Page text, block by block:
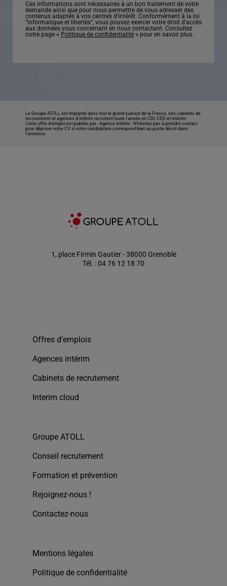
Ces informations sont nécessaires à un bon traitement de votre
demande ainsi que pour nous permettre de vous adresser des
contenus adaptés à vos centres d’intérêt. Conformément à la loi
“informatique et libertés”, vous pouvez exercer votre droit d’accès
aux données vous concernant en nous contactant. Consultez
notre page « Politique de confidentialité » pour en savoir plus.
Le Groupe ATOLL est implanté dans tout le grand sud-est de la France, ses cabinets de
recrutement et agences d’intérim recrutent toute l’année en CDI, CDD et intérim.
Cette offre d’emploi est publiée par -Agence intérim . N’hésitez pas à prendre contact
pour déposer votre CV si votre candidature correspond bien au poste décrit dans
l'annonce.
1, place Firmin Gautier - 38000 Grenoble
Tél. : 04 76 12 18 70
Offres d’emplois
Agences intérim
Cabinets de recrutement
Interim cloud
Groupe ATOLL
Conseil recrutement
Formation et prévention
Rejoignez-nous !
Contactez-nous
Mentions légales
Politique de confidentialité